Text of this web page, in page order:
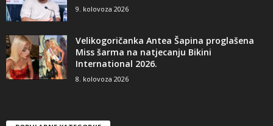
9. kolovoza 2026
Velikogoričanka Antea Šapina proglašena
Miss šarma na natjecanju Bikini
International 2026.
8. kolovoza 2026